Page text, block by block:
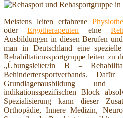
Meistens leiten erfahrene
oderErgotherapeuten eine
Ausbildungen in diesen Berufen
man in Deutschland eine
Rehabiltationssportgruppe leiten zu
„Übungsleiter/in B –
Behindertensportverbands.
Grundlagenausbildung
indikationsspezifischen Block
Spezialisierung kann dieser
Orthopädie, Innere Medizin,